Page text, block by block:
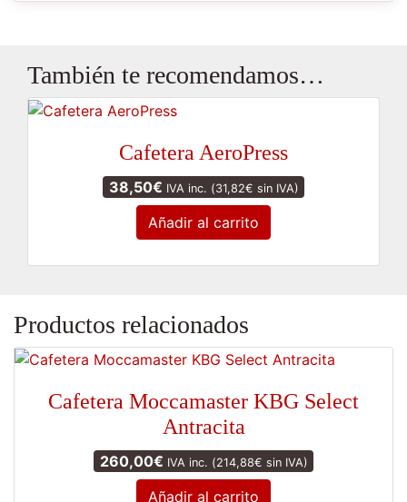
También te recomendamos…
Cafetera AeroPress
38,50€ IVA inc. (31,82€ sin IVA)
Añadir al carrito
Productos relacionados
Cafetera Moccamaster KBG Select
Antracita
260,00€ IVA inc. (214,88€ sin IVA)
Añadir al carrito